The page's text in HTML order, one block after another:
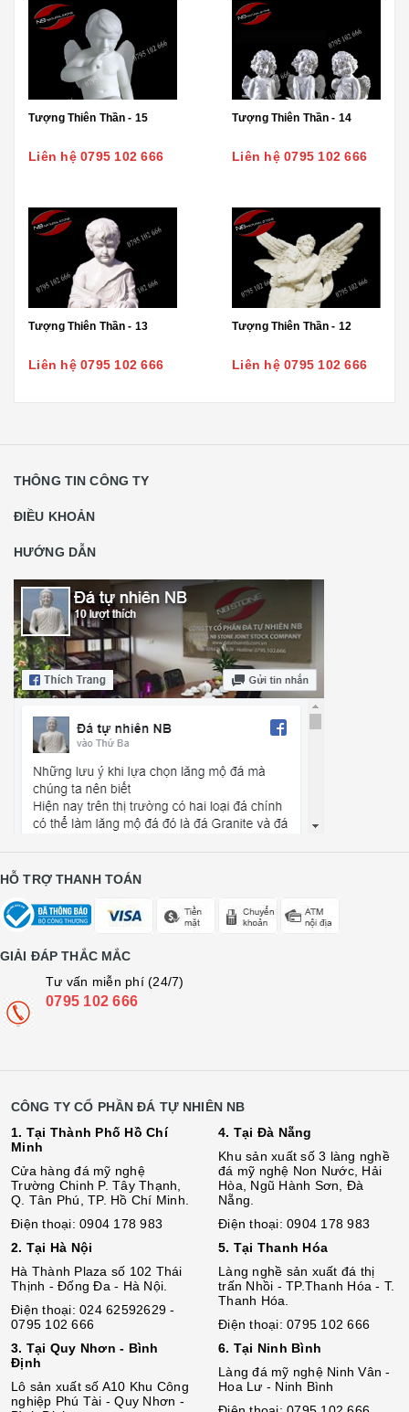
Tượng Thiên Thần - 15
Liên hệ 0795 102 666
Tượng Thiên Thần - 14
Liên hệ 0795 102 666
Tượng Thiên Thần - 13
Liên hệ 0795 102 666
Tượng Thiên Thần - 12
Liên hệ 0795 102 666
THÔNG TIN CÔNG TY
ĐIỀU KHOẢN
HƯỚNG DẪN
HỖ TRỢ THANH TOÁN
GIẢI ĐÁP THẮC MẮC
Tư vấn miễn phí (24/7)
0795 102 666
CÔNG TY CỔ PHẦN ĐÁ TỰ NHIÊN NB
1. Tại Thành Phố Hồ Chí
Minh
Cửa hàng đá mỹ nghệ
Trường Chinh P. Tây Thạnh,
Q. Tân Phú, TP. Hồ Chí Minh.
Điện thoại: 0904 178 983
2. Tại Hà Nội
Hà Thành Plaza số 102 Thái
Thịnh - Đống Đa - Hà Nội.
Điện thoại: 024 62592629 -
0795 102 666
3. Tại Quy Nhơn - Bình
Định
Lô sản xuất số A10 Khu Công
nghiệp Phú Tài - Quy Nhơn -
4. Tại Đà Nẵng
Khu sản xuất số 3 làng nghề
đá mỹ nghệ Non Nước, Hải
Hòa, Ngũ Hành Sơn, Đà
Nẵng.
Điện thoại: 0904 178 983
5. Tại Thanh Hóa
Làng nghề sản xuất đá thị
trấn Nhồi - TP.Thanh Hóa - T.
Thanh Hóa.
Điện thoại: 0795 102 666
6. Tại Ninh Bình
Làng đá mỹ nghệ Ninh Vân -
Hoa Lư - Ninh Bình